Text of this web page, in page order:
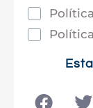
Política